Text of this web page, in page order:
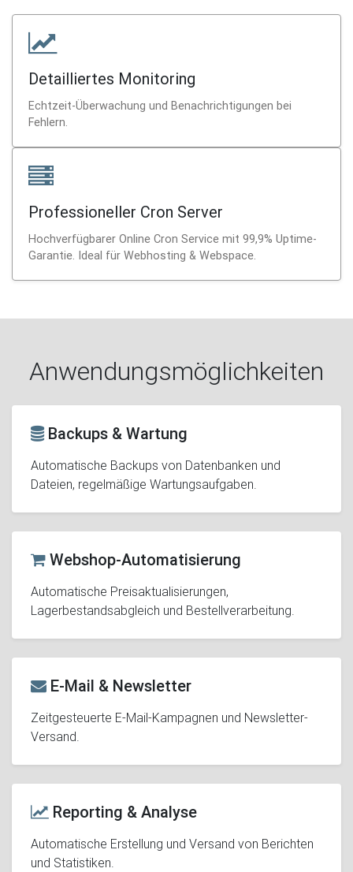
Detailliertes Monitoring
Echtzeit-Überwachung und Benachrichtigungen bei
Fehlern.
Professioneller Cron Server
Hochverfügbarer Online Cron Service mit 99,9% Uptime-
Garantie. Ideal für Webhosting & Webspace.
Anwendungsmöglichkeiten
Backups & Wartung
Automatische Backups von Datenbanken und
Dateien, regelmäßige Wartungsaufgaben.
Webshop-Automatisierung
Automatische Preisaktualisierungen,
Lagerbestandsabgleich und Bestellverarbeitung.
E-Mail & Newsletter
Zeitgesteuerte E-Mail-Kampagnen und Newsletter-
Versand.
Reporting & Analyse
Automatische Erstellung und Versand von Berichten
und Statistiken.